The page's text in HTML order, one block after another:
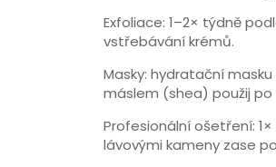
Exfoliace: 1–2× týdně
vstřebávání krémů.
Masky: hydratační
máslem (shea) použij po
Profesionální ošetření:
lávovými kameny zase